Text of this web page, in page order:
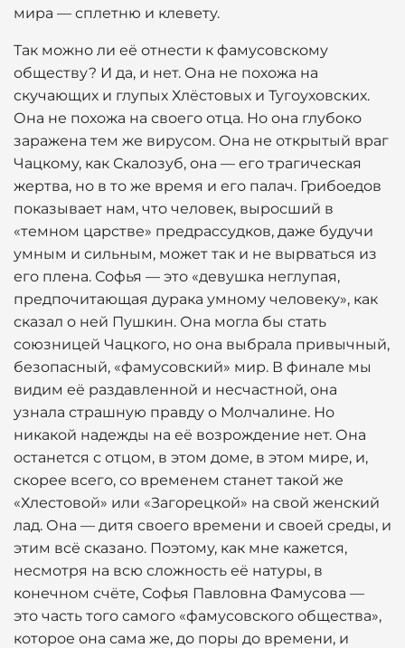
мира — сплетню и клевету.
Так можно ли её отнести к фамусовскому
обществу? И да, и нет. Она не похожа на
скучающих и глупых Хлёстовых и Тугоуховских.
Она не похожа на своего отца. Но она глубоко
заражена тем же вирусом. Она не открытый враг
Чацкому, как Скалозуб, она — его трагическая
жертва, но в то же время и его палач. Грибоедов
показывает нам, что человек, выросший в
«темном царстве» предрассудков, даже будучи
умным и сильным, может так и не вырваться из
его плена. Софья — это «девушка неглупая,
предпочитающая дурака умному человеку», как
сказал о ней Пушкин. Она могла бы стать
союзницей Чацкого, но она выбрала привычный,
безопасный, «фамусовский» мир. В финале мы
видим её раздавленной и несчастной, она
узнала страшную правду о Молчалине. Но
никакой надежды на её возрождение нет. Она
останется с отцом, в этом доме, в этом мире, и,
скорее всего, со временем станет такой же
«Хлестовой» или «Загорецкой» на свой женский
лад. Она — дитя своего времени и своей среды, и
этим всё сказано. Поэтому, как мне кажется,
несмотря на всю сложность её натуры, в
конечном счёте, Софья Павловна Фамусова —
это часть того самого «фамусовского общества»,
которое она сама же, до поры до времени, и